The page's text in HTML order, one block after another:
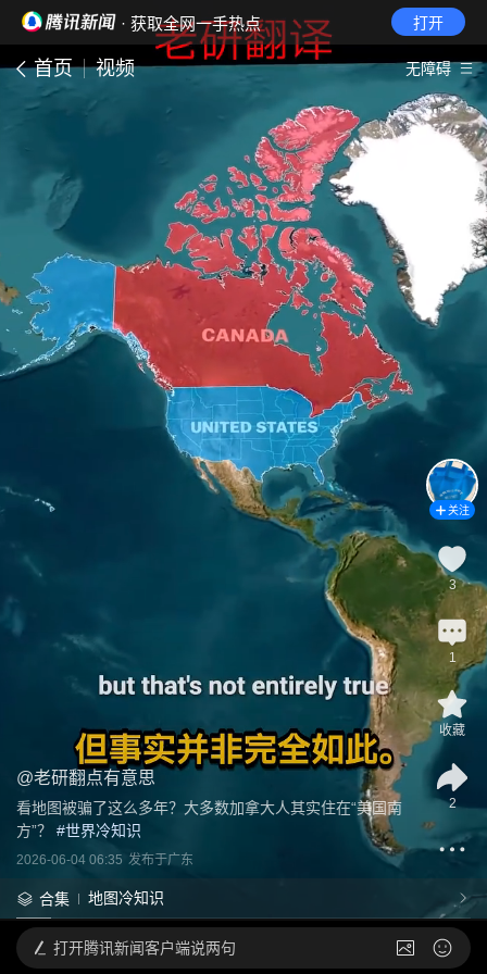
· 获取全网一手热点 打开
首页 视频 无障碍
@老研翻点有意思
看地图被骗了这么多年？大多数加拿大人其实住在“美国南
方”？
#世界冷知识
2026-06-04 06:35 发布于广东
合集 地图冷知识
关注
3
1
收藏
2
打开腾讯新闻客户端说两句